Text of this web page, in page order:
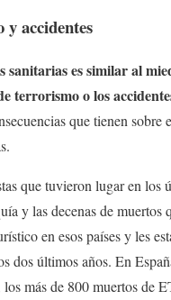
accidentes
sanitarias es similar al
terrorismo o los
que tienen sobre
que tuvieron lugar en los
y las decenas de muertos
en esos países y les
dos últimos años. En
más de 800 muertos de